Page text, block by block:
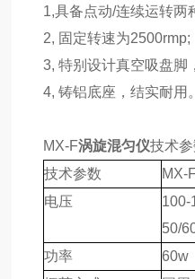
1,具备点动/连续运转两
2, 固定转速为2500rmp;
3, 特别设计真空吸盘脚
4, 铸铝底座，结实耐用。
MX-F涡旋混匀仪技术参
技术参数
MX-F
电压
100-
50/
功率
60w